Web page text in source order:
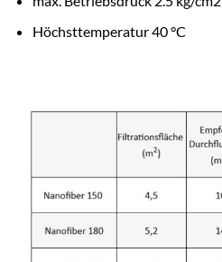
Höchsttemperatur 40 °C